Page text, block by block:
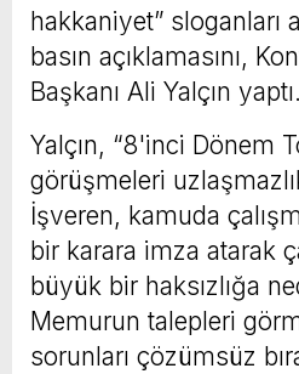
hakkaniyet” sloganları
basın açıklamasını,
Başkanı Ali Yalçın yaptı.
Yalçın, “8'inci Dönem
görüşmeleri
İşveren, kamuda
bir karara imza atarak
büyük bir haksızlığa
Memurun talepleri
sorunları çözümsüz